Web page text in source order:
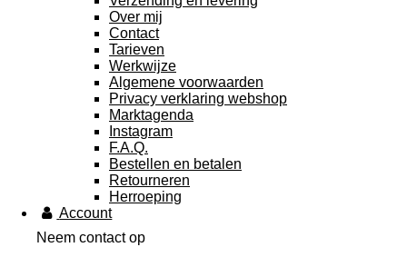
Over mij
Contact
Tarieven
Werkwijze
Algemene voorwaarden
Privacy verklaring webshop
Marktagenda
Instagram
F.A.Q.
Bestellen en betalen
Retourneren
Herroeping
Account
Neem contact op